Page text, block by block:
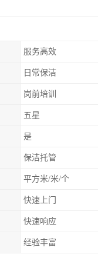
服务高效
日常保洁
岗前培训
五星
是
保洁托管
平方米/米/个
快速上门
快速响应
经验丰富